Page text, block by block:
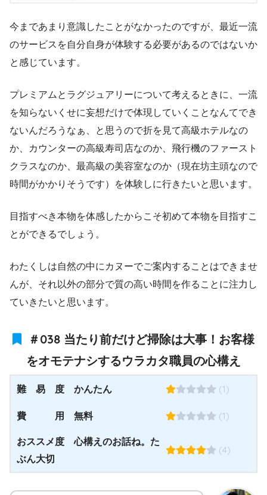
今まであまり意識したことがなかったのですが、最近一流
のサービスを自分自身が体験する必要があるのではないか
と感じています。
プレミアムとラグジュアリーについて考えるときに、一流
を知らないくせに妄想だけで体現していくことなんてでき
ないんだろうなぁ、と思うので折を見て高級ホテルなの
か、カウンターの高級寿司店なのか、飛行機のファースト
クラスなのか、最高級の美容室なのか（現在坊主頭なので
時間がかかりそうです）を体験しに行きたいと思います。
目指すべき本物を体感したからこそ初めて本物を目指すこ
とができるでしょう。
わたくしは自然の中にカヌーでご案内することはできませ
んが、それ以外の部分で質の高い時間を作ることに注力し
ていきたいと思います。
＃038 当たり前だけど掃除は大事！お客様
をオモテナシするウラカタ職員の心構え
難 易 度 かんたん (1)
費 用 無料 (1)
おススメ度 心構えのお話ね。た
ぶん大切
(4)